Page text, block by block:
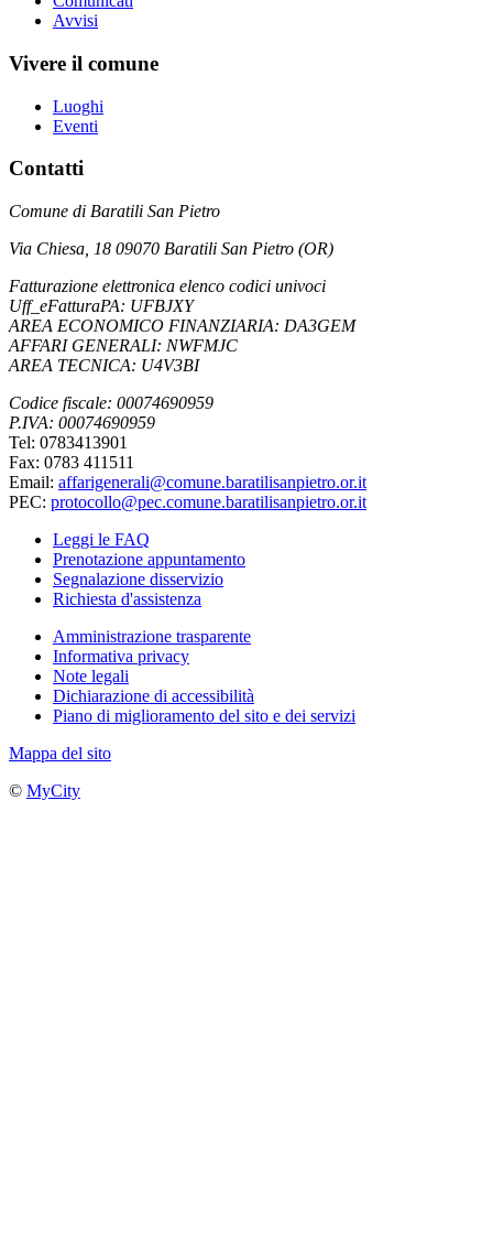
Avvisi
Vivere il comune
Luoghi
Eventi
Contatti
Comune di Baratili San Pietro
Via Chiesa, 18 09070 Baratili San Pietro (OR)
Fatturazione elettronica elenco codici univoci
Uff_eFatturaPA: UFBJXY
AREA ECONOMICO FINANZIARIA: DA3GEM
AFFARI GENERALI: NWFMJC
AREA TECNICA: U4V3BI
Codice fiscale: 00074690959
P.IVA: 00074690959
Tel: 0783413901
Fax: 0783 411511
Email: affarigenerali@comune.baratilisanpietro.or.it
PEC: protocollo@pec.comune.baratilisanpietro.or.it
Leggi le FAQ
Prenotazione appuntamento
Segnalazione disservizio
Richiesta d'assistenza
Amministrazione trasparente
Informativa privacy
Note legali
Dichiarazione di accessibilità
Piano di miglioramento del sito e dei servizi
Mappa del sito
© MyCity